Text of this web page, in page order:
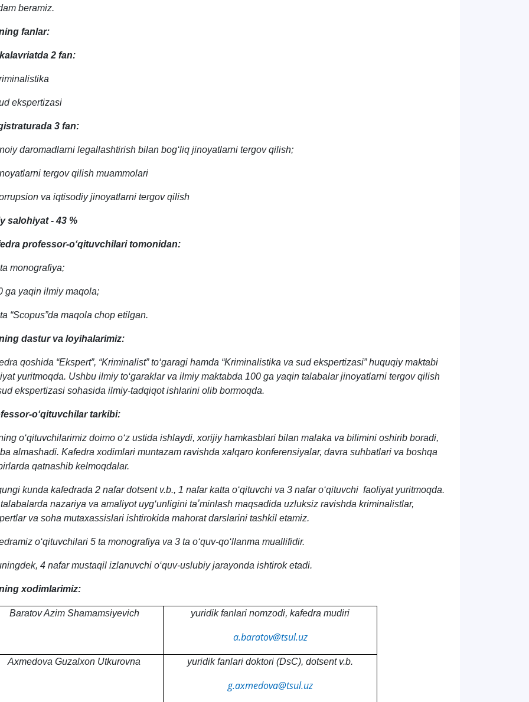
beramiz.
fanlar:
2 fan:
ekspertizasi
3 fan:
daromadlarni legallashtirish bilan bog‘liq jinoyatlarni tergov qilish;
tergov qilish muammolari
va iqtisodiy jinoyatlarni tergov qilish
salohiyat - 43 %
professor-o‘qituvchilari tomonidan:
monografiya;
ga yaqin ilmiy maqola;
“Scopus”da maqola chop etilgan.
dastur va loyihalarimiz:
qoshida “Ekspert”, “Kriminalist” to‘garagi hamda “Kriminalistika va sud ekspertizasi” huquqiy maktabi
yuritmoqda. Ushbu ilmiy to‘garaklar va ilmiy maktabda 100 ga yaqin talabalar jinoyatlarni tergov qilish
ekspertizasi sohasida ilmiy-tadqiqot ishlarini olib bormoqda.
o‘qituvchilar tarkibi:
o‘qituvchilarimiz doimo o‘z ustida ishlaydi, xorijiy hamkasblari bilan malaka va bilimini oshirib boradi,
almashadi. Kafedra xodimlari muntazam ravishda xalqaro konferensiyalar, davra suhbatlari va boshqa
qatnashib kelmoqdalar.
kunda kafedrada 2 nafar dotsent v.b., 1 nafar katta o‘qituvchi va 3 nafar o‘qituvchi faoliyat yuritmoqda.
nazariya va amaliyot uyg‘unligini taʼminlash maqsadida uzluksiz ravishda kriminalistlar,
va soha mutaxassislari ishtirokida mahorat darslarini tashkil etamiz.
o‘qituvchilari 5 ta monografiya va 3 ta o‘quv-qo‘llanma muallifidir.
4 nafar mustaqil izlanuvchi o‘quv-uslubiy jarayonda ishtirok etadi.
xodimlarimiz:
Baratov Azim Shamamsiyevich yuridik fanlari nomzodi, kafedra mudiri
a.baratov@tsul.uz
Axmedova Guzalxon Utkurovna yuridik fanlari doktori (DsC), dotsent v.b.
g.axmedova@tsul.uz